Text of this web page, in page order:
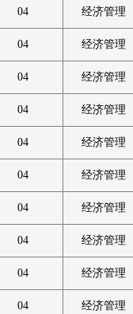
04 经济管理
04 经济管理
04 经济管理
04 经济管理
04 经济管理
04 经济管理
04 经济管理
04 经济管理
04 经济管理
04 经济管理